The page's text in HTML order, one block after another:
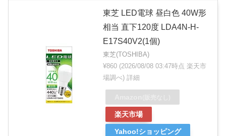
東芝 LED電球 昼白色 40W形
相当 直下120度 LDA4N-H-
E17S40V2(1個)
東芝(TOSHIBA)
¥860 (2026/08/08 03:47時点 楽天市
場調べ) 詳細
楽天市場
Yahoo!ショッピング